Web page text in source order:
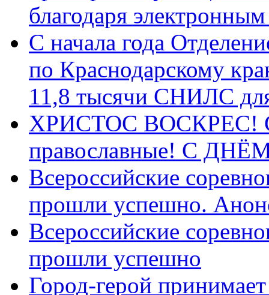
благодаря
С начала года
по Краснодарскому
11,8 тысячи СНИЛС
ХРИСТОС ВОСКРЕС! С
православные! C
Всероссийские
прошли успешно.
Всероссийские
прошли успешно
Город-герой